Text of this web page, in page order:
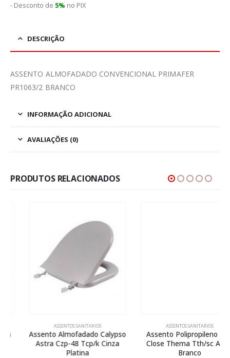
- Desconto de 5% no PIX
DESCRIÇÃO
ASSENTO ALMOFADADO CONVENCIONAL PRIMAFER
PR1063/2 BRANCO
INFORMAÇÃO ADICIONAL
AVALIAÇÕES (0)
PRODUTOS RELACIONADOS
ASSENTOS SANITARIOS
Assento Almofadado Calypso
Astra Czp-48 Tcp/k Cinza
Platina
ASSENTOS SANITARIOS
Assento Polipropileno Soft
Close Thema Tth/sc Astra
Branco